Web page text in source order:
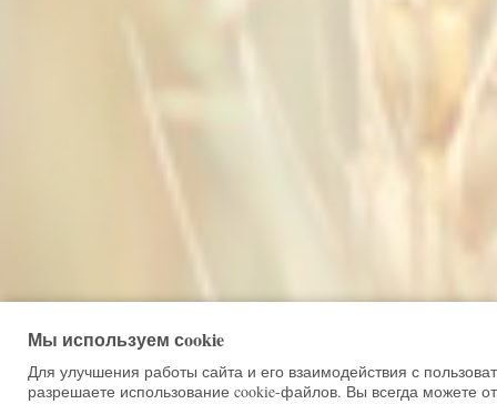
Мы используем сookie
Для улучшения работы сайта и его взаимодействия с
разрешаете использование cookie-файлов. Вы всегда можете